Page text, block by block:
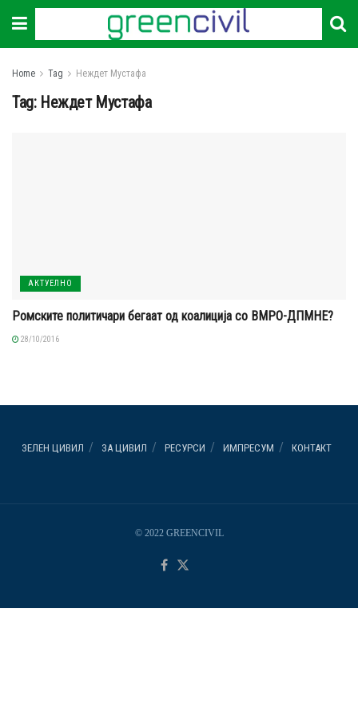
Home Tag Неждет Мустафа
Tag: Неждет Мустафа
АКТУЕЛНО
Ромските политичари бегаат од коалиција со ВМРО-ДПМНЕ?
28/10/2016
ЗЕЛЕН ЦИВИЛ ЗА ЦИВИЛ РЕСУРСИ ИМПРЕСУМ КОНТАКТ
© 2022 GREENCIVIL